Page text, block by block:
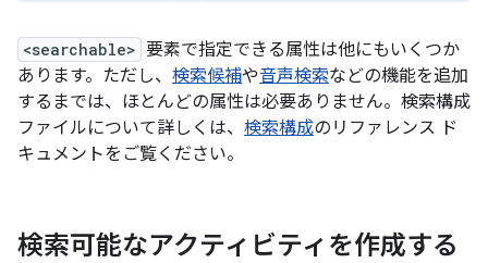
<searchable> 要素で指定できる属性は他にもいくつか
あります。ただし、 検索候補や音声検索などの機能を追加
するまでは、ほとんどの属性は必要ありません。検索構成
ファイルについて詳しくは、 検索構成のリファレンス ド
キュメントをご覧ください。
検索可能なアクティビティを作成する